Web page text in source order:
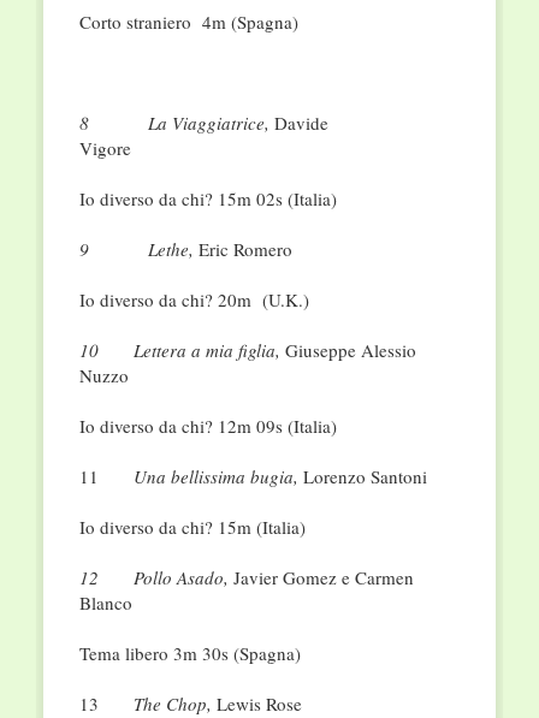
Corto straniero 4m (Spagna)
8 La Viaggiatrice, Davide
Vigore
Io diverso da chi? 15m 02s (Italia)
9 Lethe, Eric Romero
Io diverso da chi? 20m (U.K.)
10 Lettera a mia figlia, Giuseppe Alessio
Nuzzo
Io diverso da chi? 12m 09s (Italia)
11 Una bellissima bugia, Lorenzo Santoni
Io diverso da chi? 15m (Italia)
12 Pollo Asado, Javier Gomez e Carmen
Blanco
Tema libero 3m 30s (Spagna)
13 The Chop, Lewis Rose